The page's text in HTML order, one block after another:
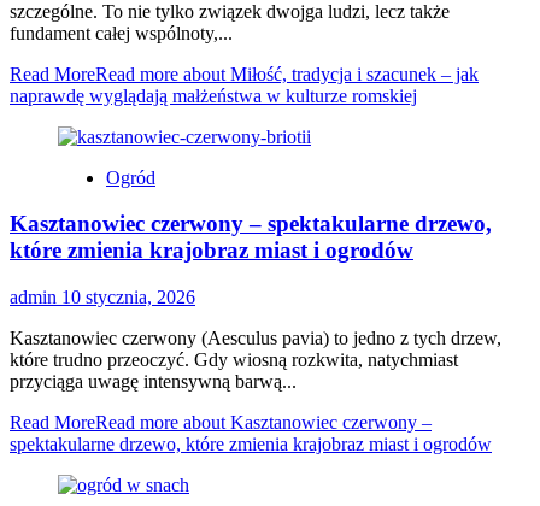
szczególne. To nie tylko związek dwojga ludzi, lecz także
fundament całej wspólnoty,...
Read MoreRead more about Miłość, tradycja i szacunek – jak
naprawdę wyglądają małżeństwa w kulturze romskiej
Ogród
Kasztanowiec czerwony – spektakularne drzewo,
które zmienia krajobraz miast i ogrodów
admin 10 stycznia, 2026
Kasztanowiec czerwony (Aesculus pavia) to jedno z tych drzew,
które trudno przeoczyć. Gdy wiosną rozkwita, natychmiast
przyciąga uwagę intensywną barwą...
Read MoreRead more about Kasztanowiec czerwony –
spektakularne drzewo, które zmienia krajobraz miast i ogrodów